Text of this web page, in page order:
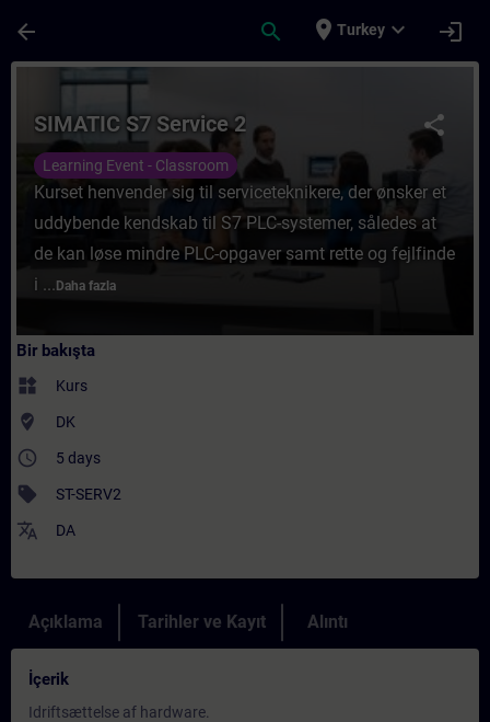
arrow_back search place Turkey expand_more login
Kurs - SIMATIC S7 Service 2 - Training -
share
SIMATIC S7 Service 2
Learning Event - Classroom
Kurset henvender sig til serviceteknikere, der ønsker et
uddybende kendskab til S7 PLC-systemer, således at
de kan løse mindre PLC-opgaver samt rette og fejlfinde
i ... Daha fazla
Bir bakışta
widgets Kurs
where_to_vote DK
access_time 5 days
sell ST-SERV2
translate DA
Açıklama Tarihler ve Kayıt Alıntı
İçerik
Idriftsættelse af hardware.